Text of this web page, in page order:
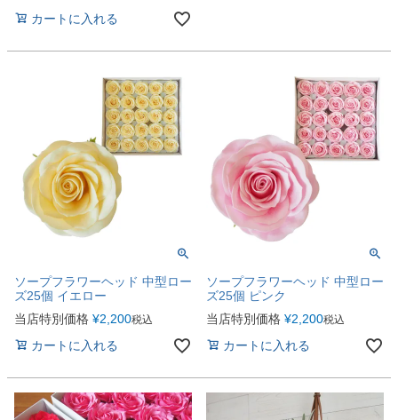
カートに入れる
ソープフラワーヘッド 中型ロー
ズ25個 イエロー
当店特別価格 ¥2,200税込
カートに入れる
ソープフラワーヘッド 中型ロー
ズ25個 ピンク
当店特別価格 ¥2,200税込
カートに入れる